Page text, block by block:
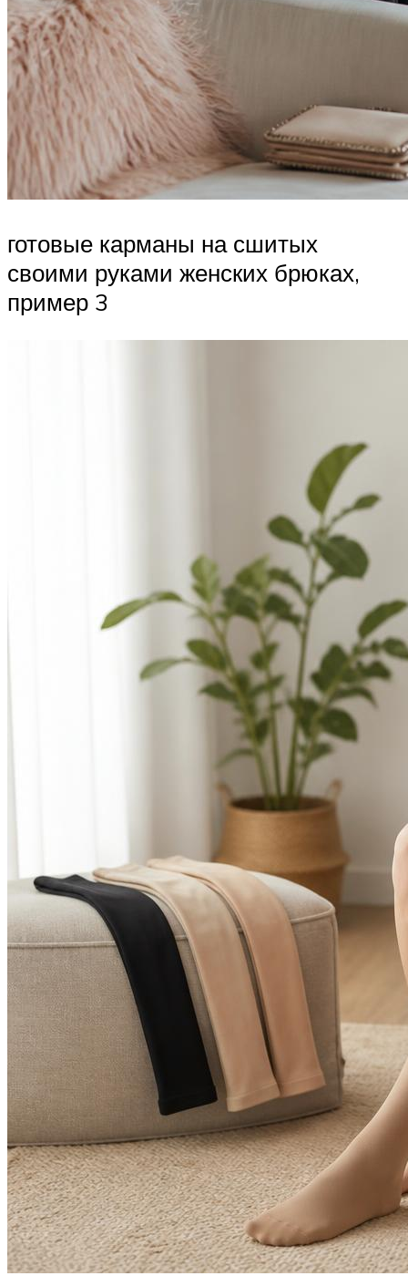
готовые карманы на сшитых
своими руками женских брюках,
пример 3